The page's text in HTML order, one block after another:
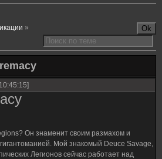
»
Он знаменит своим размахом и
Мой знакомый Deuce Savage,
Легионов сейчас работает над